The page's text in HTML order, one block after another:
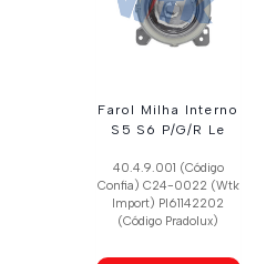
Farol Milha Interno
S5 S6 P/G/R Le
40.4.9.001 (Código
Confia) C24-0022 (Wtk
Import) Pl61142202
(Código Pradolux)